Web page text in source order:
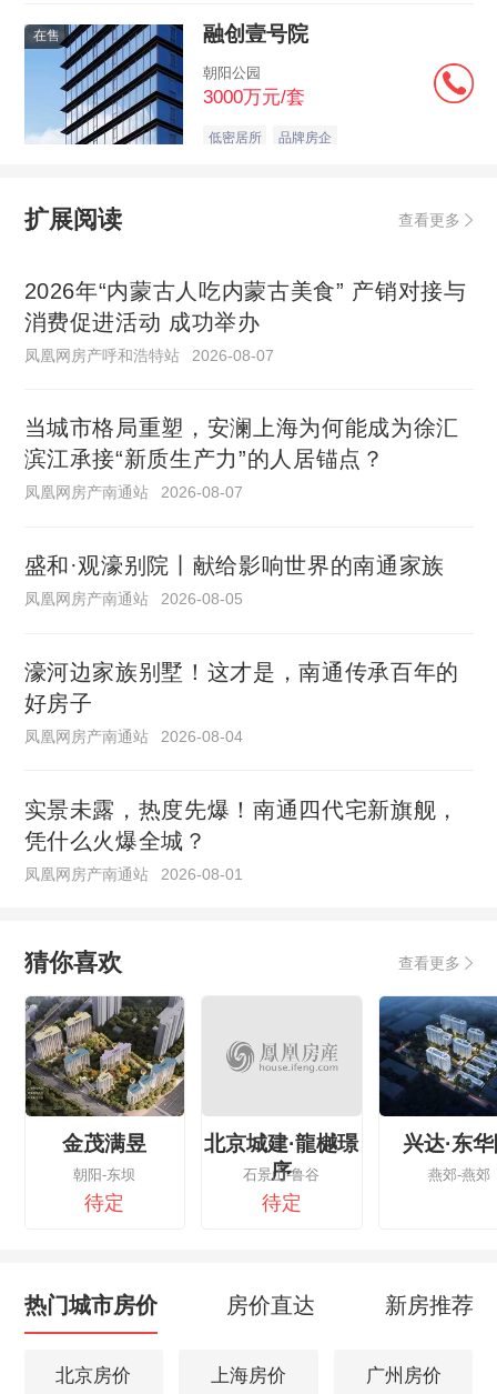
在售 融创壹号院
朝阳公园
3000万元/套
低密居所 品牌房企
扩展阅读 查看更多
2026年“内蒙古人吃内蒙古美食” 产销对接与
消费促进活动 成功举办
凤凰网房产呼和浩特站 2026-08-07
当城市格局重塑，安澜上海为何能成为徐汇
滨江承接“新质生产力”的人居锚点？
凤凰网房产南通站 2026-08-07
盛和·观濠别院丨献给影响世界的南通家族
凤凰网房产南通站 2026-08-05
濠河边家族别墅！这才是，南通传承百年的
好房子
凤凰网房产南通站 2026-08-04
实景未露，热度先爆！南通四代宅新旗舰，
凭什么火爆全城？
凤凰网房产南通站 2026-08-01
猜你喜欢 查看更多
金茂满昱
朝阳-东坝
待定
北京城建·龍樾璟
序
石景山-鲁谷
待定
兴达·东
燕郊-燕郊
热门城市房价 房价直达 新房推荐
北京房价 上海房价 广州房价